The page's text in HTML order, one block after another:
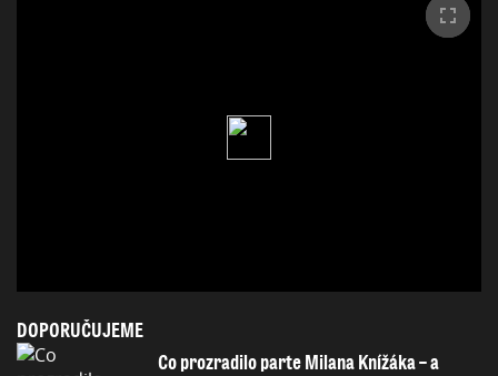
DOPORUČUJEME
Co prozradilo parte Milana Knížáka – a